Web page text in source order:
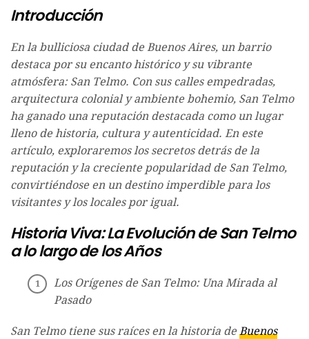
Introducción
En la bulliciosa ciudad de Buenos Aires, un barrio
destaca por su encanto histórico y su vibrante
atmósfera: San Telmo. Con sus calles empedradas,
arquitectura colonial y ambiente bohemio, San Telmo
ha ganado una reputación destacada como un lugar
lleno de historia, cultura y autenticidad. En este
artículo, exploraremos los secretos detrás de la
reputación y la creciente popularidad de San Telmo,
convirtiéndose en un destino imperdible para los
visitantes y los locales por igual.
Historia Viva: La Evolución de San Telmo
a lo largo de los Años
Los Orígenes de San Telmo: Una Mirada al
Pasado
San Telmo tiene sus raíces en la historia deBuenos